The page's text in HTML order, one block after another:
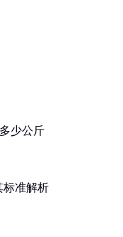
少公斤
标准解析